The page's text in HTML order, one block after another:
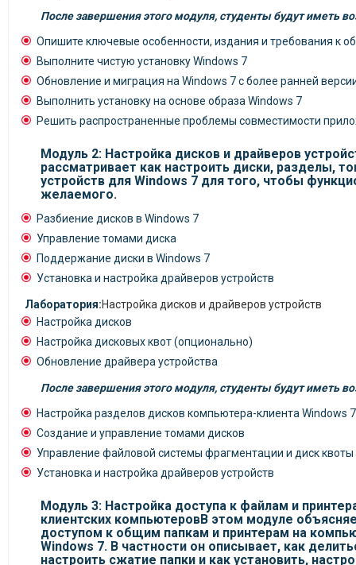
После завершения этого модуля, студенты будут иметь
Опишите ключевые особенности, издания и требования к
Выполните чистую установку Windows 7
Обновление и миграция на Windows 7 с более ранней
Выполнить установку на основе образа Windows 7
Решить распространенные проблемы совместимости
Модуль 2: Настройка дисков и драйверов
рассматривает как настроить диски, разделы,
устройств для Windows 7 для того, чтобы
желаемого.
Разбиение дисков в Windows 7
Управление томами диска
Поддержание диски в Windows 7
Установка и настройка драйверов устройств
Лаборатория:Настройка дисков и драйверов устройств
Настройка дисков
Настройка дисковых квот (опционально)
Обновление драйвера устройства
После завершения этого модуля, студенты будут иметь
Настройка разделов дисков компьютера-клиента Windows 7
Создание и управление томами дисков
Управление файловой системы фрагментации и диск квоты
Установка и настройка драйверов устройств
Модуль 3: Настройка доступа к файлам и
клиентских компьютеровВ этом модуле
доступом к общим папкам и принтерам на
Windows 7. В частности он описывает, как
настроить сжатие папки и как установить,